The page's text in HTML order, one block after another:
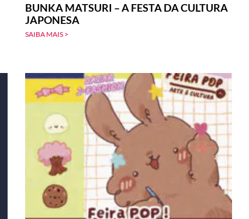
BUNKA MATSURI – A FESTA DA CULTURA
JAPONESA
SAIBA MAIS >